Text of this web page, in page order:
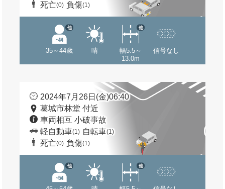
死亡(0) 負傷(1)
35～44歳
他
晴
幅5.5～
13.0m
他
信号なし
2024年7月26日(金)06:40
葛城市林堂 付近
車両相互 小破事故
軽自動車(1) 自転車(1)
死亡(0) 負傷(1)
他 他